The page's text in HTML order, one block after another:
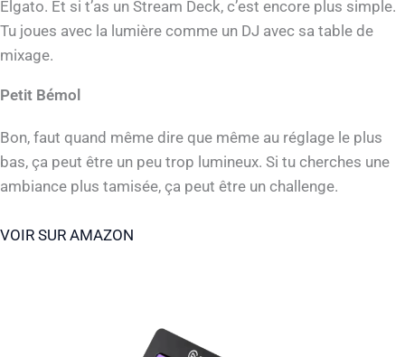
Elgato. Et si t’as un Stream Deck, c’est encore plus simple.
Tu joues avec la lumière comme un DJ avec sa table de
mixage.
Petit Bémol
Bon, faut quand même dire que même au réglage le plus
bas, ça peut être un peu trop lumineux. Si tu cherches une
ambiance plus tamisée, ça peut être un challenge.
VOIR SUR AMAZON